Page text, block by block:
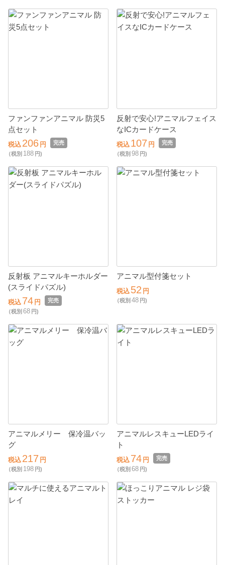
ファンファンアニマル 防災5
点セット
税込 206 円
完売
（税別 188 円)
反射で安心!アニマルフェイス
なICカードケース
税込 107 円
完売
（税別 98 円)
反射板 アニマルキーホルダー
(スライドパズル)
税込 74 円
完売
（税別 68 円)
アニマル型付箋セット
税込 52 円
（税別 48 円)
アニマルメリー 保冷温バッ
グ
税込 217 円
（税別 198 円)
アニマルレスキューLEDライ
ト
税込 74 円
完売
（税別 68 円)